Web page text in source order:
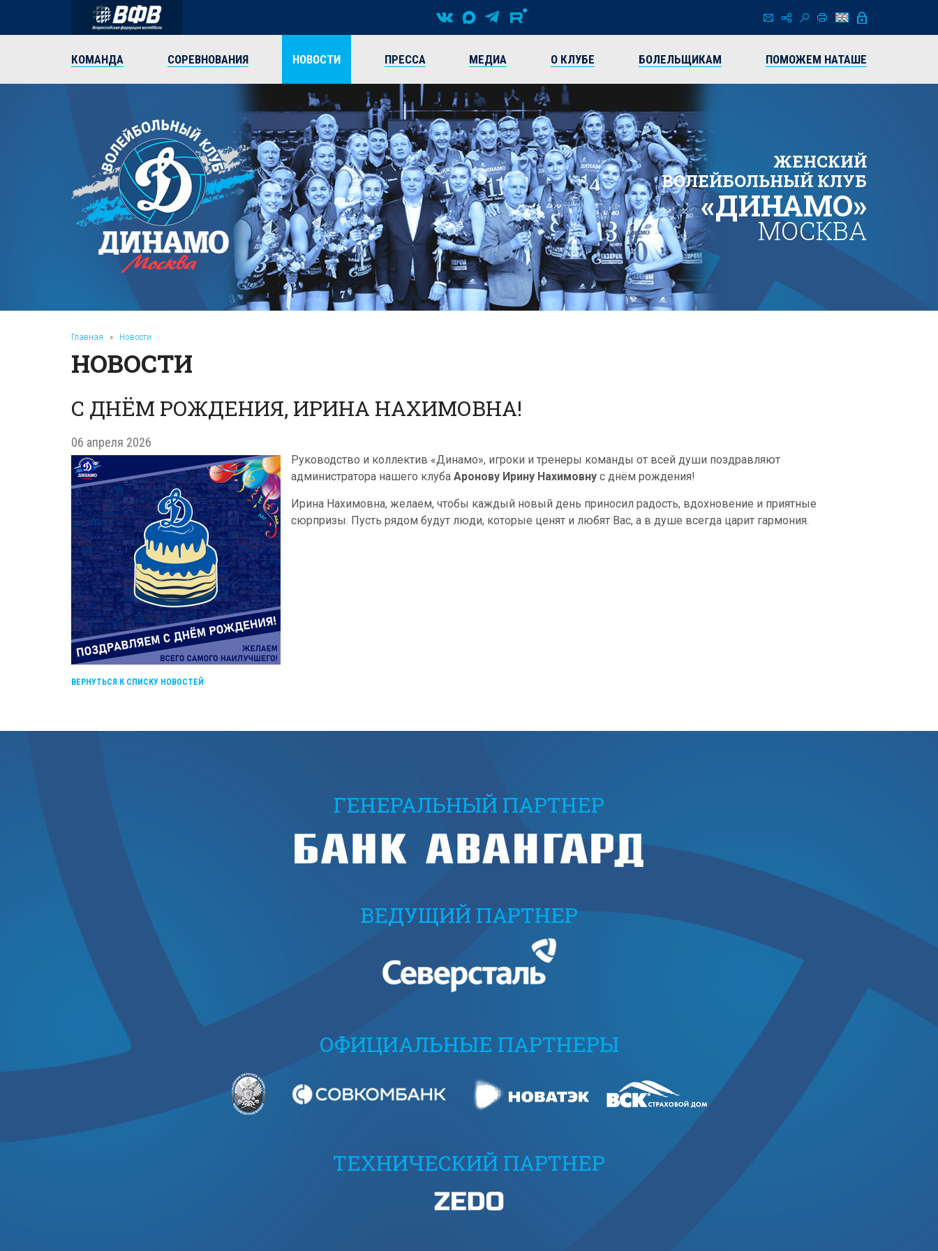
КОМАНДА СОРЕВНОВАНИЯ НОВОСТИ ПРЕССА МЕДИА О КЛУБЕ БОЛЕЛЬЩИКАМ ПОМОЖЕМ НАТАШЕ
ЖЕНСКИЙ
ВОЛЕЙБОЛЬНЫЙ КЛУБ
«ДИНАМО»
МОСКВА
Главная » Новости
НОВОСТИ
С ДНЁМ РОЖДЕНИЯ, ИРИНА НАХИМОВНА!
06 апреля 2026
Руководство и коллектив «Динамо», игроки и тренеры команды от всей души поздравляют
администратора нашего клуба Аронову Ирину Нахимовну с днём рождения!
Ирина Нахимовна, желаем, чтобы каждый новый день приносил радость, вдохновение и приятные
сюрпризы. Пусть рядом будут люди, которые ценят и любят Вас, а в душе всегда царит гармония.
ВЕРНУТЬСЯ К СПИСКУ НОВОСТЕЙ
ГЕНЕРАЛЬНЫЙ ПАРТНЕР
ВЕДУЩИЙ ПАРТНЕР
ОФИЦИАЛЬНЫЕ ПАРТНЕРЫ
ТЕХНИЧЕСКИЙ ПАРТНЕР